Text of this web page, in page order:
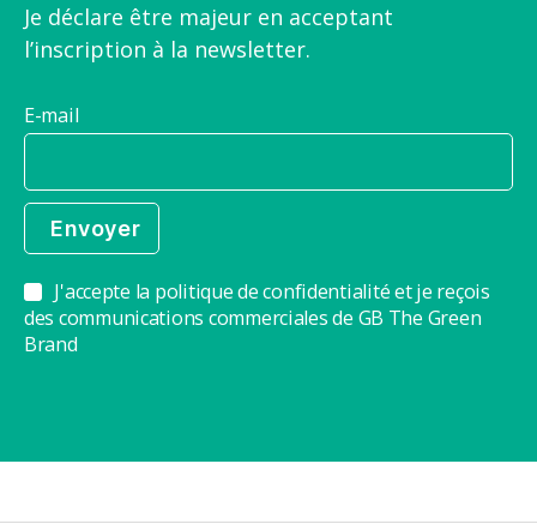
Je déclare être majeur en acceptant
l’inscription à la newsletter.
E-mail
J'accepte la politique de confidentialité et je reçois
des communications commerciales de GB The Green
Brand